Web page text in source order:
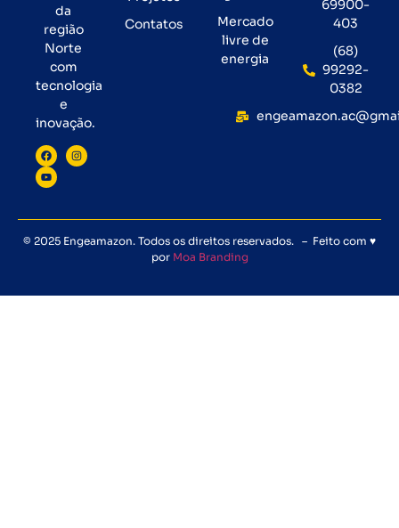
da
região
Norte
com
tecnologia
e
inovação.
Contatos
Mercado
livre de
energia
69900-
403
(68)
99292-
0382
© 2025 Engeamazon. Todos os direitos reservados. – Feito com ♥
por Moa Branding